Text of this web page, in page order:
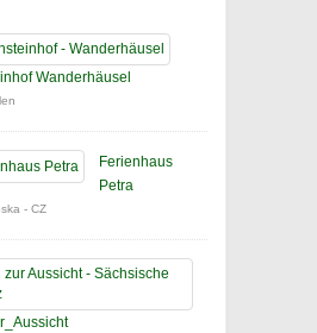
Wanderhäusel
Ferienhaus
Petra
- CZ